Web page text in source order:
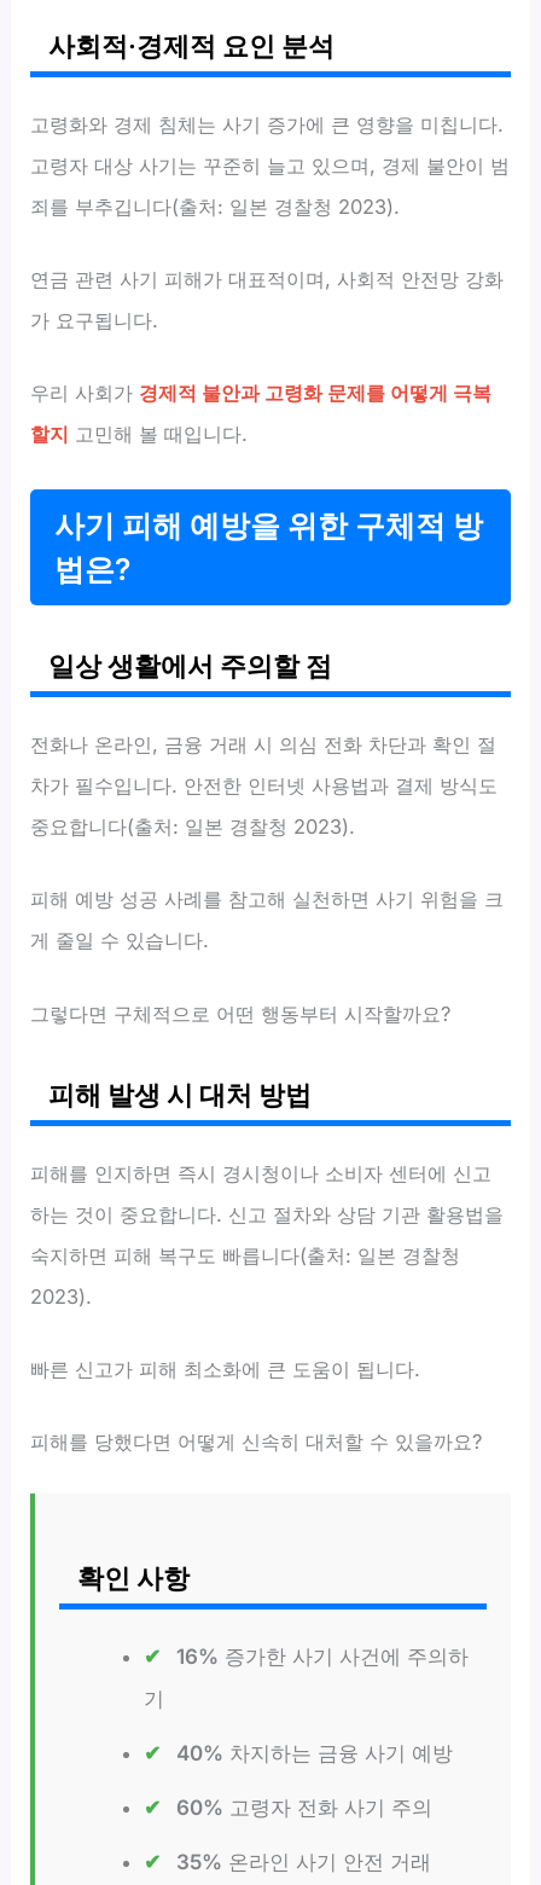
사회적·경제적 요인 분석
고령화와 경제 침체는 사기 증가에 큰 영향을 미칩니다.
고령자 대상 사기는 꾸준히 늘고 있으며, 경제 불안이 범
죄를 부추깁니다(출처: 일본 경찰청 2023).
연금 관련 사기 피해가 대표적이며, 사회적 안전망 강화
가 요구됩니다.
우리 사회가 경제적 불안과 고령화 문제를 어떻게 극복
할지 고민해 볼 때입니다.
사기 피해 예방을 위한 구체적 방
법은?
일상 생활에서 주의할 점
전화나 온라인, 금융 거래 시 의심 전화 차단과 확인 절
차가 필수입니다. 안전한 인터넷 사용법과 결제 방식도
중요합니다(출처: 일본 경찰청 2023).
피해 예방 성공 사례를 참고해 실천하면 사기 위험을 크
게 줄일 수 있습니다.
그렇다면 구체적으로 어떤 행동부터 시작할까요?
피해 발생 시 대처 방법
피해를 인지하면 즉시 경시청이나 소비자 센터에 신고
하는 것이 중요합니다. 신고 절차와 상담 기관 활용법을
숙지하면 피해 복구도 빠릅니다(출처: 일본 경찰청
2023).
빠른 신고가 피해 최소화에 큰 도움이 됩니다.
피해를 당했다면 어떻게 신속히 대처할 수 있을까요?
확인 사항
16% 증가한 사기 사건에 주의하
기
40% 차지하는 금융 사기 예방
60% 고령자 전화 사기 주의
35% 온라인 사기 안전 거래